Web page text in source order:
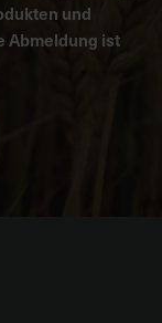
und
Abmeldung ist